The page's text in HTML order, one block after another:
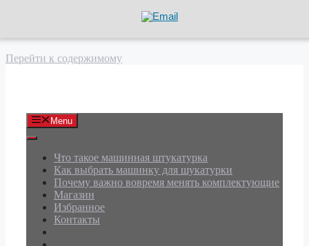
Перейти к содержимому
Menu
Что такое машинная штукатурка
Как выбрать машинку для шукатурки
Почему важно вовремя менять комплектующие
Магазин
Избранное
Контакты